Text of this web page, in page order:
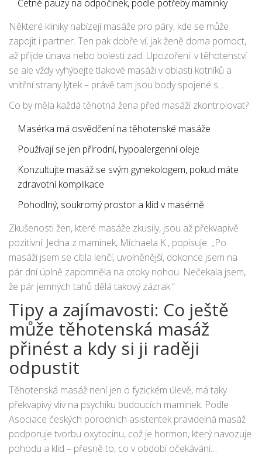
Četné pauzy na odpočinek, podle potřeby maminky
Některé kliniky nabízejí masáže pro páry, kde se může
zapojit i partner. Ten pak dobře ví, jak ženě doma pomoct,
až přijde únava nebo bolesti zad. Upozoření: v těhotenství
se ale vždy vyhýbejte tlakové masáži v oblasti kotníků a
vnitřní strany lýtek – právě tam jsou body spojené s
vyvoláním kontrakcí.
Co by měla každá těhotná žena před masáží zkontrolovat?
Masérka má osvědčení na těhotenské masáže
Používají se jen přírodní, hypoalergenní oleje
Konzultujte masáž se svým gynekologem, pokud máte
zdravotní komplikace
Pohodlný, soukromý prostor a klid v masérně
Zkušenosti žen, které masáže zkusily, jsou až překvapivě
pozitivní. Jedna z maminek, Michaela K., popisuje: „Po
masáži jsem se cítila lehčí, uvolněnější, dokonce jsem na
pár dní úplně zapomněla na otoky nohou. Nečekala jsem,
že pár jemných tahů dělá takový zázrak.“
Tipy a zajímavosti: Co ještě
může těhotenská masáž
přinést a kdy si ji raději
odpustit
Těhotenská masáž není jen o fyzickém úlevě, má taky
překvapivý vliv na psychiku budoucích maminek. Podle
Asociace českých porodních asistentek pravidelná masáž
podporuje tvorbu oxytocinu, což je hormon, který navozuje
pohodu a klid – přesně to, co v období očekávání